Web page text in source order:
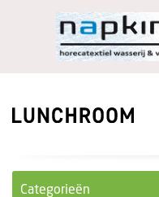
Categorieën